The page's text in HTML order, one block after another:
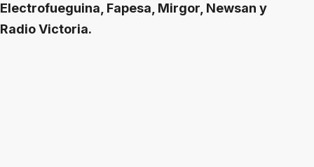
Electrofueguina, Fapesa, Mirgor, Newsan y
Radio Victoria.